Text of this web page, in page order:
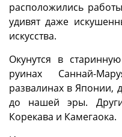
расположились
удивят даже
искусства.
Окунутся в
руинах Саннай-
развалинах в Японии,
до нашей эры.
Корекава и Камегаока.